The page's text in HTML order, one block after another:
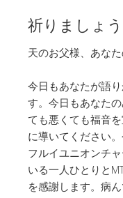
祈りましょう
天のお父様、あな
今日もあなたが語
す。今日もあなた
ても悪くても福音
に導いてください
フルイユニオンチ
いる一人ひとりと
を感謝します。病